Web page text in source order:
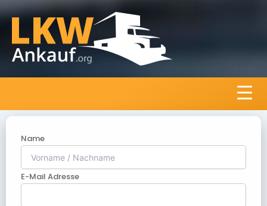
Name
E-Mail Adresse